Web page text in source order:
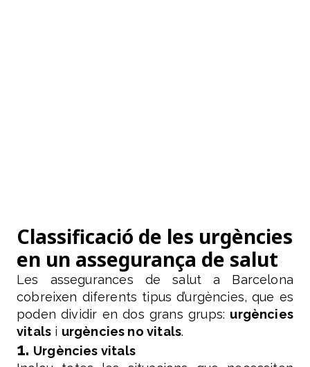
Classificació de les urgències
en un assegurança de salut
Les assegurances de salut a Barcelona
cobreixen diferents tipus d’urgències, que es
poden dividir en dos grans grups: urgències
vitals i urgències no vitals.
1. Urgències vitals